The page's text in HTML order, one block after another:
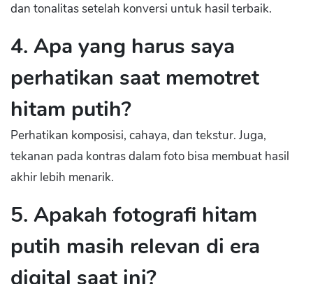
dan tonalitas setelah konversi untuk hasil terbaik.
4. Apa yang harus saya
perhatikan saat memotret
hitam putih?
Perhatikan komposisi, cahaya, dan tekstur. Juga,
tekanan pada kontras dalam foto bisa membuat hasil
akhir lebih menarik.
5. Apakah fotografi hitam
putih masih relevan di era
digital saat ini?